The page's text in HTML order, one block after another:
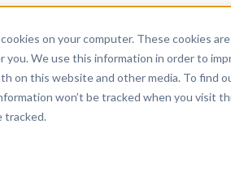
on your computer. These cookies
you. We use this information in order to
on this website and other media. To find
won’t be tracked when you visit
tracked.